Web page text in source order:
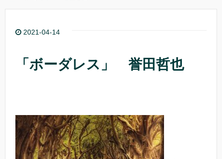
2021-04-14
「ボーダレス」 誉田哲也